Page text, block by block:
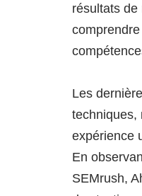
résultats
Les
techniques,
expérience
En
SEMrush,